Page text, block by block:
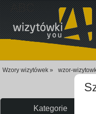
Wzory wizytówek » wzor-
Kategorie
ABC